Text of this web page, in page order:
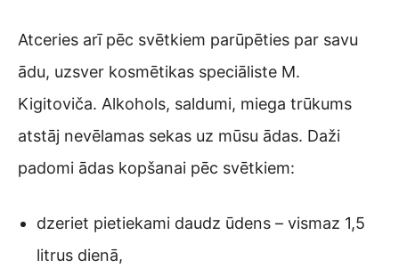
Atceries arī pēc svētkiem parūpēties par savu
ādu, uzsver kosmētikas speciāliste M.
Kigitoviča. Alkohols, saldumi, miega trūkums
atstāj nevēlamas sekas uz mūsu ādas. Daži
padomi ādas kopšanai pēc svētkiem:
dzeriet pietiekami daudz ūdens – vismaz 1,5
litrus dienā,